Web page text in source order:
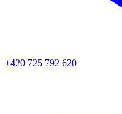
+420 725 792 620